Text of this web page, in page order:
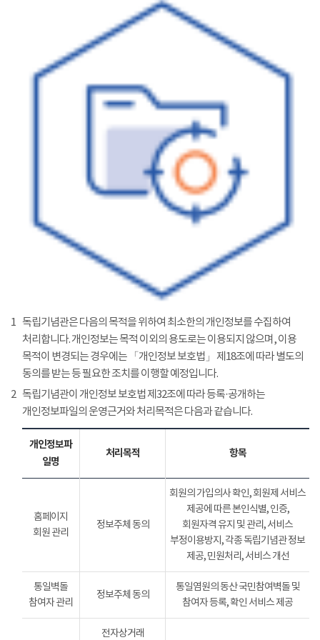
1 독립기념관은 다음의 목적을 위하여 최소한의 개인정보를 수집하여
처리합니다. 개인정보는 목적 이외의 용도로는 이용되지 않으며, 이용
목적이 변경되는 경우에는 「개인정보 보호법」 제18조에 따라 별도의
동의를 받는 등 필요한 조치를 이행할 예정입니다.
2 독립기념관이 개인정보 보호법 제32조에 따라 등록·공개하는
개인정보파일의 운영근거와 처리목적은 다음과 같습니다.
개인정보파
일명
처리목적 항목
홈페이지
회원 관리
정보주체 동의
회원의 가입의사 확인, 회원제 서비스
제공에 따른 본인식별, 인증,
회원자격 유지 및 관리, 서비스
부정이용방지, 각종 독립기념관 정보
제공, 민원처리, 서비스 개선
통일벽돌
참여자 관리
정보주체 동의
통일염원의 동산 국민참여벽돌 및
참여자 등록, 확인 서비스 제공
전자상거래